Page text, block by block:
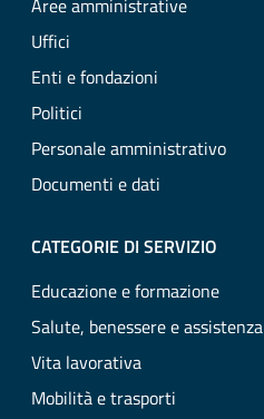
Aree amministrative
Uffici
Enti e fondazioni
Politici
Personale amministrativo
Documenti e dati
CATEGORIE DI SERVIZIO
Educazione e formazione
Salute, benessere e assistenza
Vita lavorativa
Mobilità e trasporti